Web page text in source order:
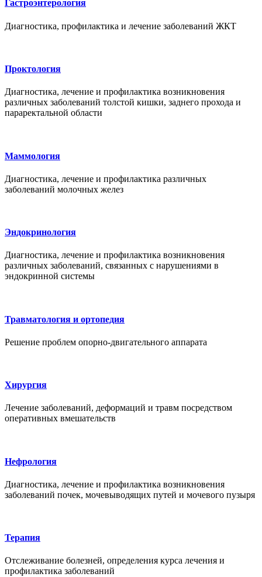
Гастроэнтерология
Диагностика, профилактика и лечение заболеваний ЖКТ
Проктология
Диагностика, лечение и профилактика возникновения
различных заболеваний толстой кишки, заднего прохода и
параректальной области
Маммология
Диагностика, лечение и профилактика различных
заболеваний молочных желез
Эндокринология
Диагностика, лечение и профилактика возникновения
различных заболеваний, связанных с нарушениями в
эндокринной системы
Травматология и ортопедия
Решение проблем опорно-двигательного аппарата
Хирургия
Лечение заболеваний, деформаций и травм посредством
оперативных вмешательств
Нефрология
Диагностика, лечение и профилактика возникновения
заболеваний почек, мочевыводящих путей и мочевого пузыря
Терапия
Отслеживание болезней, определения курса лечения и
профилактика заболеваний